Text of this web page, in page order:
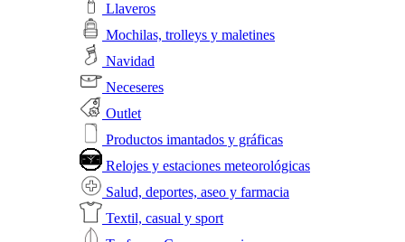
Llaveros
Mochilas, trolleys y maletines
Navidad
Neceseres
Outlet
Productos imantados y gráficas
Relojes y estaciones meteorológicas
Salud, deportes, aseo y farmacia
Textil, casual y sport